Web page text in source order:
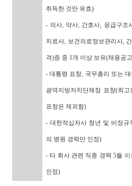
취득한 것만 유효)
- 의사, 약사, 간호사, 응급구조
치료사, 보건의료정보관리사,
격)증 중 1개 이상 보유(채용공
- 대통령 표창, 국무총리 또는
광역지방자치단체장 표창(최
표창은 제외함)
- 대한적십자사 청년 및 비정
의 병원 경력만 인정)
- 타 회사 관련 직종 경력 5월
인정)